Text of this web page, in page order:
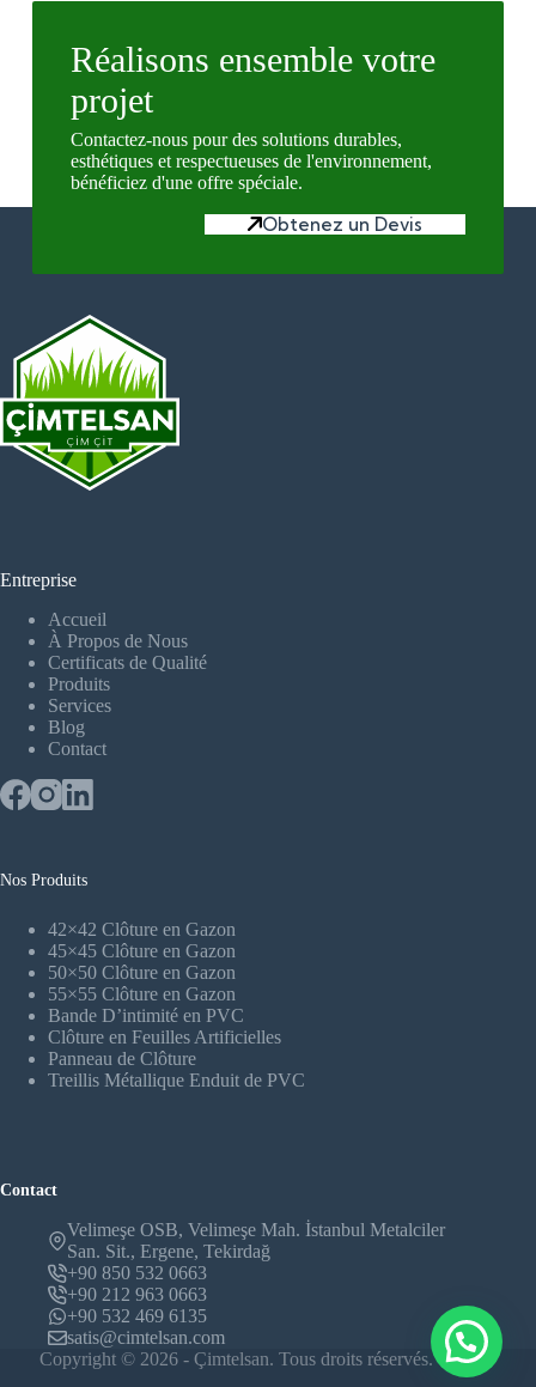
Réalisons ensemble votre
projet
Contactez-nous pour des solutions durables,
esthétiques et respectueuses de l'environnement,
bénéficiez d'une offre spéciale.
Obtenez un Devis
Entreprise
Accueil
À Propos de Nous
Certificats de Qualité
Produits
Services
Blog
Contact
Nos Produits
42×42 Clôture en Gazon
45×45 Clôture en Gazon
50×50 Clôture en Gazon
55×55 Clôture en Gazon
Bande D’intimité en PVC
Clôture en Feuilles Artificielles
Panneau de Clôture
Treillis Métallique Enduit de PVC
Contact
Velimeşe OSB, Velimeşe Mah. İstanbul Metalciler
San. Sit., Ergene, Tekirdağ
+90 850 532 0663
+90 212 963 0663
+90 532 469 6135
satis@cimtelsan.com
Copyright © 2026 - Çimtelsan. Tous droits réservés.